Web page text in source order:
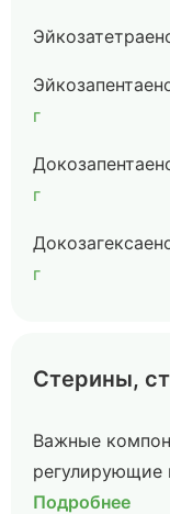
г
г
г
Стерины,
Важные
регулирующие
Подробнее